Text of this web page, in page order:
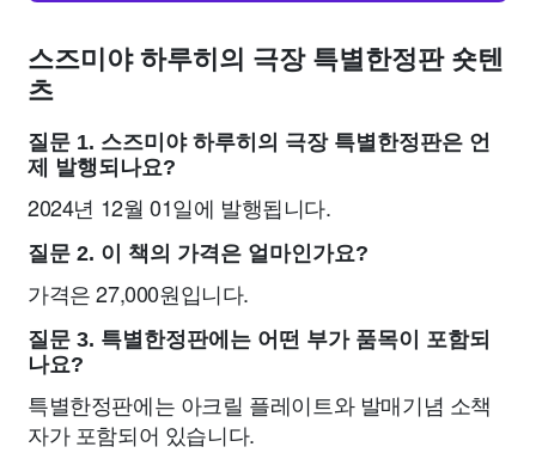
스즈미야 하루히의 극장 특별한정판 숏텐
츠
질문 1. 스즈미야 하루히의 극장 특별한정판은 언
제 발행되나요?
2024년 12월 01일에 발행됩니다.
질문 2. 이 책의 가격은 얼마인가요?
가격은 27,000원입니다.
질문 3. 특별한정판에는 어떤 부가 품목이 포함되
나요?
특별한정판에는 아크릴 플레이트와 발매기념 소책
자가 포함되어 있습니다.